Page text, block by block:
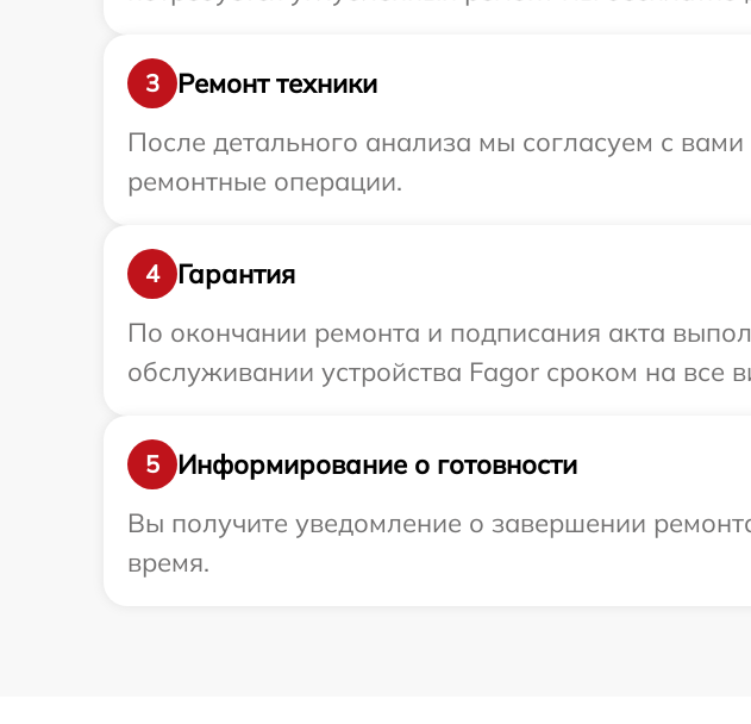
3
Ремонт техники
После детального анализа мы согласуем с
ремонтные операции.
4
Гарантия
По окончании ремонта и подписания акта
обслуживании устройства Fagor сроком на все
5
Информирование о готовности
Вы получите уведомление о завершении
время.